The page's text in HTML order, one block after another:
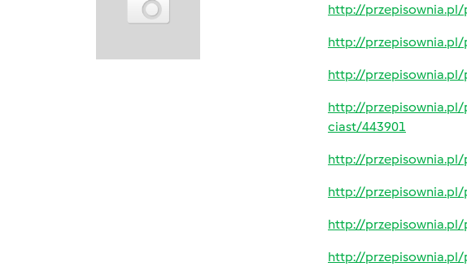
http://przepisownia.pl/
http://
http://
http://przepisownia.pl/
ciast/443901
http://przepisownia.pl/
http://
http://przepisownia.pl/
http://